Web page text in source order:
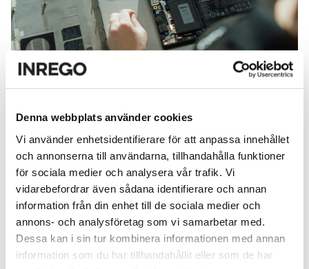
Denna webbplats använder cookies
Vi använder enhetsidentifierare för att anpassa innehållet
och annonserna till användarna, tillhandahålla funktioner
för sociala medier och analysera vår trafik. Vi
vidarebefordrar även sådana identifierare och annan
information från din enhet till de sociala medier och
annons- och analysföretag som vi samarbetar med.
Dessa kan i sin tur kombinera informationen med annan
information som du har tillhandahållit eller som de har
räddningsstation. Där sätts nya reservdelar in, chassin
fräschas upp och skärmar byts ut eller slipas. Om
något inte går att rädda i sin egen form, plockas det
isär för att bli till reservdelar som kan rädda en annan
enhet.